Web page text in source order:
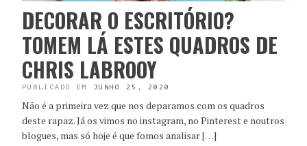
DECORAR O ESCRITÓRIO?
TOMEM LÁ ESTES QUADROS DE
CHRIS LABROOY
PUBLICADO EM JUNHO 25, 2020
Não é a primeira vez que nos deparamos com os quadros
deste rapaz. Já os vimos no instagram, no Pinterest e noutros
blogues, mas só hoje é que fomos analisar […]